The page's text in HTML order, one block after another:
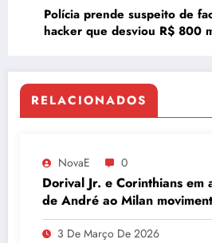
Polícia prende suspeito de
hacker que desviou R$ 800
RELACIONADOS
NovaE 0
Dorival Jr. e Corinthians em
de André ao Milan
São Jorge
3 De Março De 2026